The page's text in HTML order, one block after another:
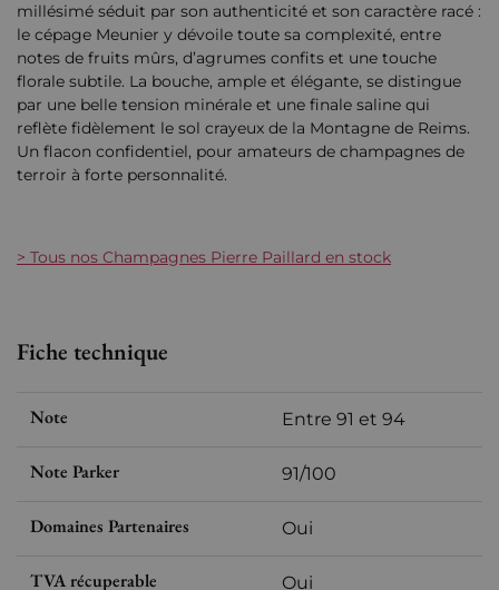
millésimé séduit par son authenticité et son caractère racé :
le cépage Meunier y dévoile toute sa complexité, entre
notes de fruits mûrs, d’agrumes confits et une touche
florale subtile. La bouche, ample et élégante, se distingue
par une belle tension minérale et une finale saline qui
reflète fidèlement le sol crayeux de la Montagne de Reims.
Un flacon confidentiel, pour amateurs de champagnes de
terroir à forte personnalité.
> Tous nos Champagnes Pierre Paillard en stock
Fiche technique
Note Entre 91 et 94
Note Parker 91/100
Domaines Partenaires Oui
TVA récuperable Oui